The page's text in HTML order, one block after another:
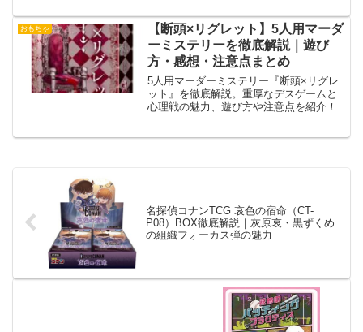
おもちゃ
【断頭×リグレット】5人用マーダ
ーミステリーを徹底解説｜遊び
方・感想・注意点まとめ
5人用マーダーミステリー『断頭×リグレ
ット』を徹底解説。重厚なデスゲームと
心理戦の魅力、遊び方や注意点を紹介！
名探偵コナンTCG 哀色の宿命（CT-
P08）BOX徹底解説｜灰原哀・黒ずくめ
の組織フォーカス弾の魅力